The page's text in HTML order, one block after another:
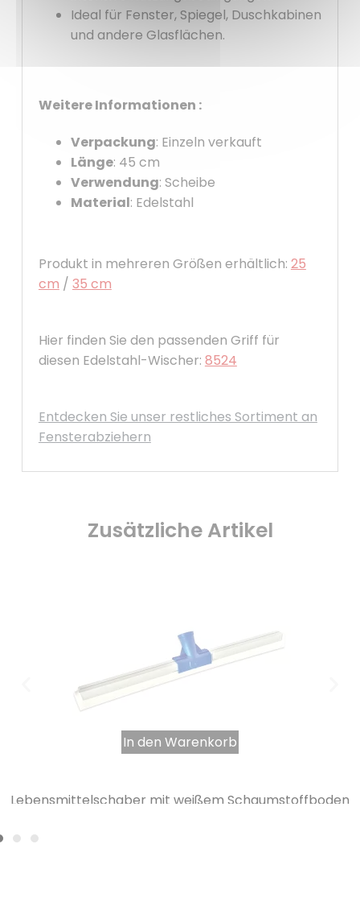
Ideal für Fenster, Spiegel, Duschkabinen
und andere Glasflächen.
Weitere Informationen :
Verpackung: Einzeln verkauft
Länge: 45 cm
Verwendung: Scheibe
Material: Edelstahl
Produkt in mehreren Größen erhältlich: 25
cm / 35 cm
Hier finden Sie den passenden Griff für
diesen Edelstahl-Wischer: 8524
Entdecken Sie unser restliches Sortiment an
Fensterabziehern
Zusätzliche Artikel
Lebensmittelschaber mit weißem Schaumstoffboden
In den Warenkorb